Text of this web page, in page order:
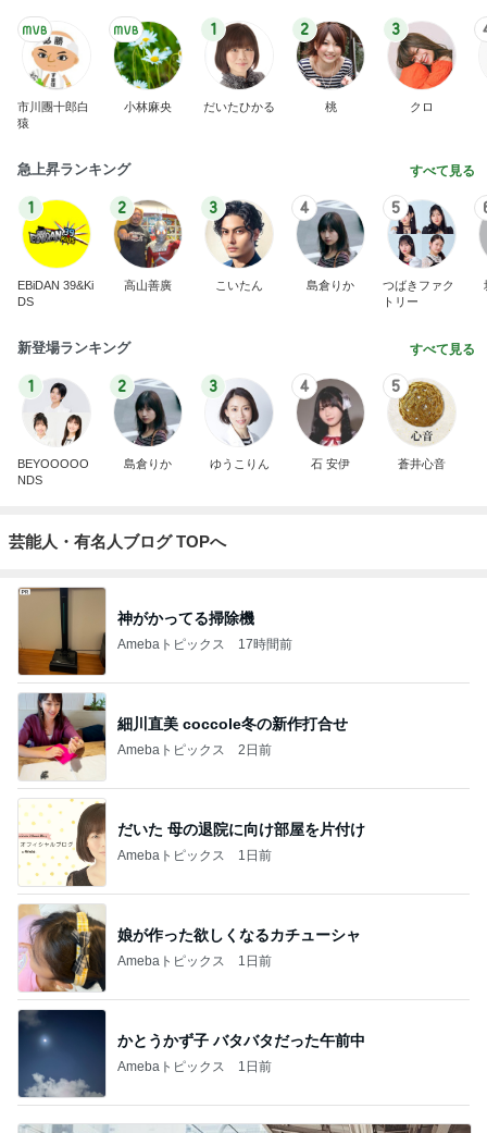
市川團十郎白
猿
小林麻央
1
だいたひかる
2
桃
3
クロ
急上昇ランキング すべて見る
1
EBiDAN 39&Ki
DS
2
高山善廣
3
こいたん
4
島倉りか
5
つばきファク
トリー
新登場ランキング すべて見る
1
BEYOOOOO
NDS
2
島倉りか
3
ゆうこりん
4
石 安伊
5
蒼井心音
芸能人・有名人ブログ TOPへ
神がかってる掃除機
Amebaトピックス 17時間前
細川直美 coccole冬の新作打合せ
Amebaトピックス 2日前
だいた 母の退院に向け部屋を片付け
Amebaトピックス 1日前
娘が作った欲しくなるカチューシャ
Amebaトピックス 1日前
かとうかず子 バタバタだった午前中
Amebaトピックス 1日前